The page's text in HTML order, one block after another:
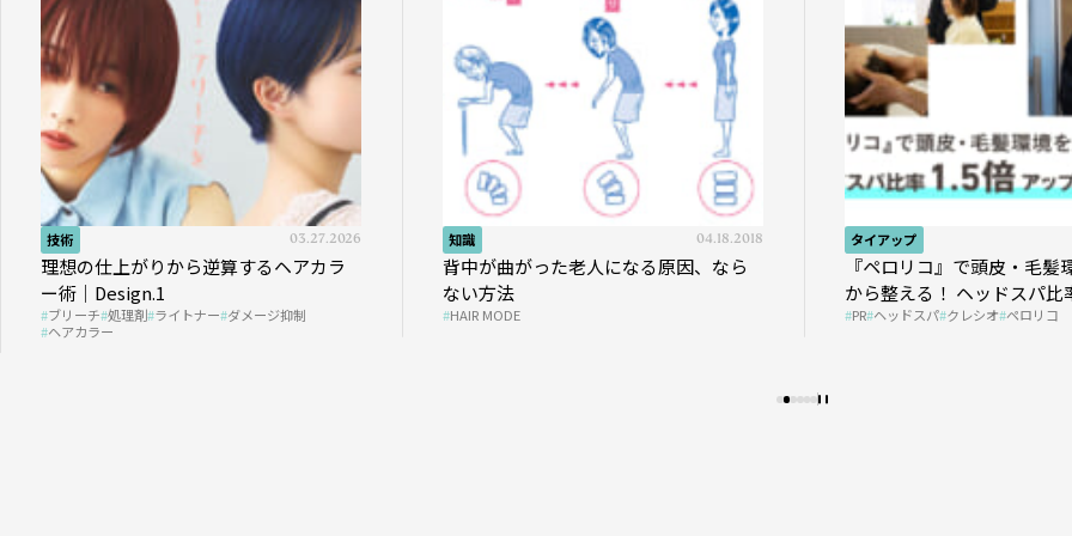
技術 03.27.2026
理想の仕上がりから逆算するヘアカラ
ー術｜Design.1
ブリーチ 処理剤 ライトナー ダメージ抑制
ヘアカラー
知識 04.18.2018
背中が曲がった老人になる原因、なら
ない方法
HAIR MODE
タイアップ
『ペロリコ』で頭皮・毛髪
から整える！ ヘッドスパ比
プの秘策を大公開
PR ヘッドスパ クレシオ ペロリコ